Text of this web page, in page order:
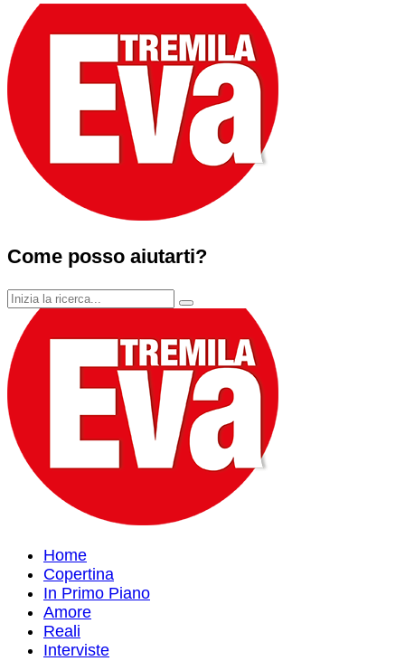
Come posso aiutarti?
Home
Copertina
In Primo Piano
Amore
Reali
Interviste